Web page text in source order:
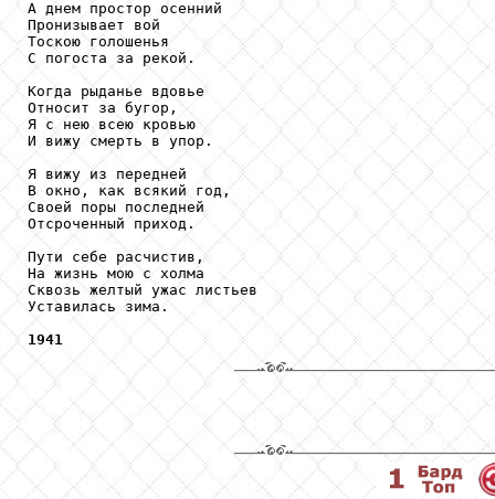
А днем простор осенний
Пронизывает вой
Тоскою голошенья
С погоста за рекой.
Когда рыданье вдовье
Относит за бугор,
Я с нею всею кровью
И вижу смерть в упор.
Я вижу из передней
В окно, как всякий год,
Своей поры последней
Отсроченный приход.
Пути себе расчистив,
На жизнь мою с холма
Сквозь желтый ужас листьев
Уставилась зима.
1941